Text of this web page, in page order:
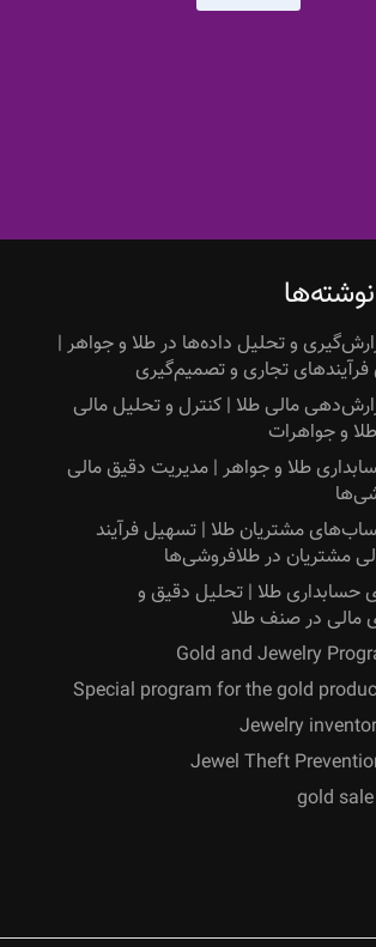
و تحلیل داده‌ها در طلا و جواهر |
فرآیندهای تجاری و تصمیم‌گیری
مالی طلا | کنترل و تحلیل مالی
و جواهرات
طلا و جواهر | مدیریت دقیق مالی
مشتریان طلا | تسهیل فرآیند
مشتریان در طلافروشی‌ها
حسابداری طلا | تحلیل دقیق و
مالی در صنف طلا
Gold and Jewelry
Special program for the gold
Jewelry
Jewel Theft
gold